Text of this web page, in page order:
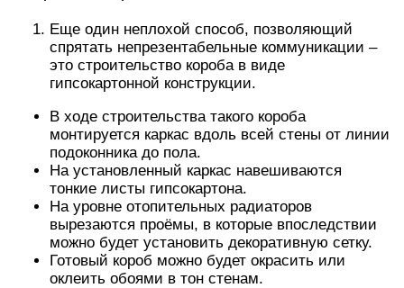
Еще один неплохой способ, позволяющий
спрятать непрезентабельные коммуникации –
это строительство короба в виде
гипсокартонной конструкции.
В ходе строительства такого короба
монтируется каркас вдоль всей стены от линии
подоконника до пола.
На установленный каркас навешиваются
тонкие листы гипсокартона.
На уровне отопительных радиаторов
вырезаются проёмы, в которые впоследствии
можно будет установить декоративную сетку.
Готовый короб можно будет окрасить или
оклеить обоями в тон стенам.